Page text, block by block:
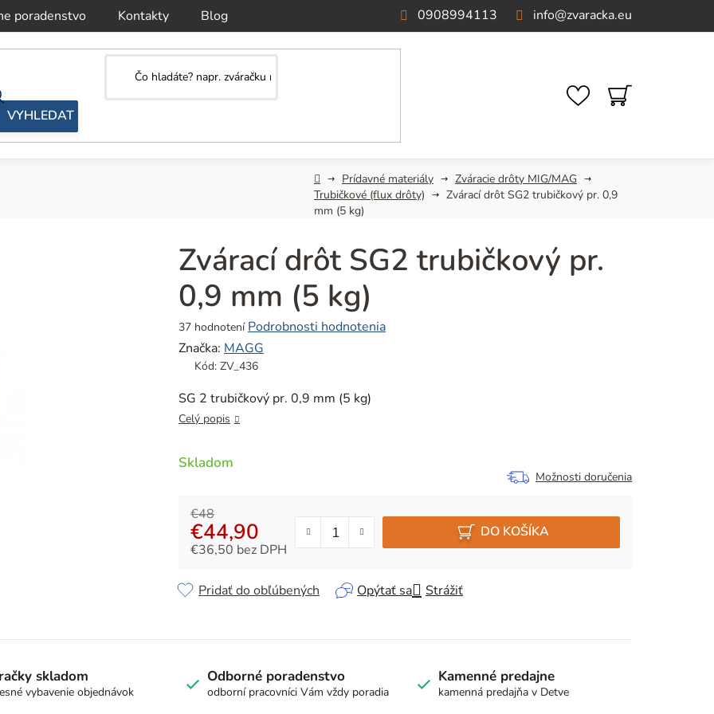
poradenstvo Kontakty Blog info@zvaracka.eu
0908994113
NÁKUPNÝ
KOŠÍK
DomovPrídavné materiály
Zváracie drôty MIG/MAG
Trubičkové (flux drôty)
Zvárací drôt SG2 trubičkový pr. 0,9
mm (5 kg)
Zvárací drôt SG2 trubičkový pr.
0,9 mm (5 kg)
Priemerné
hodnotenie
produktu
4,8
z
37 hodnotení Podrobnosti hodnotenia
Značka: MAGG
Kód: ZV_436
SG 2 trubičkový pr. 0,9 mm (5 kg)
Celý popis
Skladom
Možnosti doručenia
€48
€44,90
€36,50 bez DPH
DO KOŠÍKA
Opýtať sa Strážiť
Pridať do obľúbených
skladom
vybavenie objednávok
Odborné poradenstvo
odborní pracovníci Vám vždy poradia
Kamenné predajne
kamenná predajňa v Detve